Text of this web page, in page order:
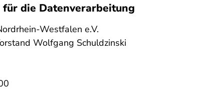
die Datenverarbeitung
Westfalen e.V.
Wolfgang Schuldzinski